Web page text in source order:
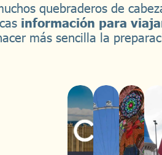
quebraderos de
información para
más sencilla la